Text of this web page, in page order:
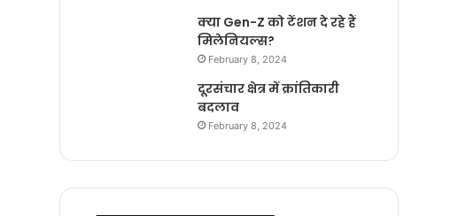
क्या Gen-Z को टेंशन दे रहे हैं
मिलेनियल्स?
February 8, 2024
दूरसंचार क्षेत्र में क्रांतिकारी
बदलाव
February 8, 2024